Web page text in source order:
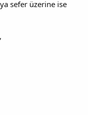
sefer üzerine ise